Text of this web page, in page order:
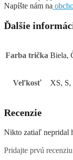
Napíšte nám na
Ďalšie
Farba trička Biela,
Veľkosť XS,
Recenzie
Nikto zatiaľ nepridal
Pridajte prvú